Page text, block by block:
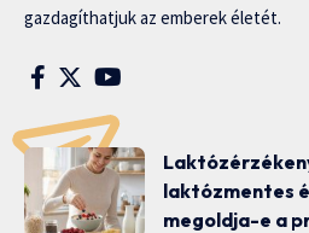
gazdagíthatjuk az emberek életét.
laktózmentes
megoldja-e a